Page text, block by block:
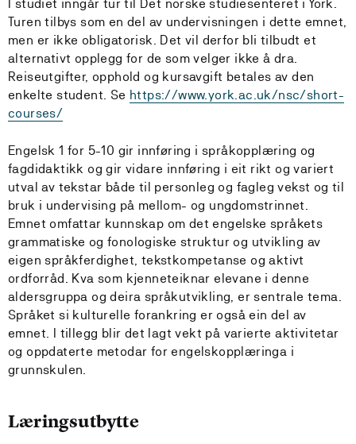
I studiet inngår tur til Det norske studiesenteret i York.
Turen tilbys som en del av undervisningen i dette emnet,
men er ikke obligatorisk. Det vil derfor bli tilbudt et
alternativt opplegg for de som velger ikke å dra.
Reiseutgifter, opphold og kursavgift betales av den
enkelte student. Se https://www.york.ac.uk/nsc/short-
courses/
Engelsk 1 for 5-10 gir innføring i språkopplæring og
fagdidaktikk og gir vidare innføring i eit rikt og variert
utval av tekstar både til personleg og fagleg vekst og til
bruk i undervising på mellom- og ungdomstrinnet.
Emnet omfattar kunnskap om det engelske språkets
grammatiske og fonologiske struktur og utvikling av
eigen språkferdighet, tekstkompetanse og aktivt
ordforråd. Kva som kjenneteiknar elevane i denne
aldersgruppa og deira språkutvikling, er sentrale tema.
Språket si kulturelle forankring er også ein del av
emnet. I tillegg blir det lagt vekt på varierte aktivitetar
og oppdaterte metodar for engelskopplæringa i
grunnskulen.
Læringsutbytte